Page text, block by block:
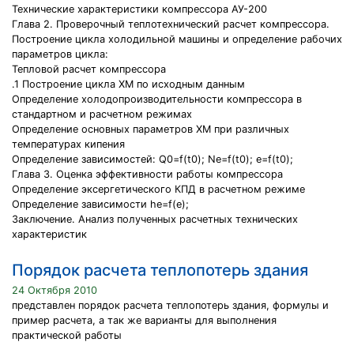
Технические характеристики компрессора АУ-200
Глава 2. Проверочный теплотехнический расчет компрессора.
Построение цикла холодильной машины и определение рабочих
параметров цикла:
Тепловой расчет компрессора
.1 Построение цикла ХМ по исходным данным
Определение холодопроизводительности компрессора в
стандартном и расчетном режимах
Определение основных параметров ХМ при различных
температурах кипения
Определение зависимостей: Q0=f(t0); Ne=f(t0); e=f(t0);
Глава 3. Оценка эффективности работы компрессора
Определение эксергетического КПД в расчетном режиме
Определение зависимости hе=f(e);
Заключение. Анализ полученных расчетных технических
характеристик
Порядок расчета теплопотерь здания
24 Октября 2010
представлен порядок расчета теплопотерь здания, формулы и
пример расчета, а так же варианты для выполнения
практической работы